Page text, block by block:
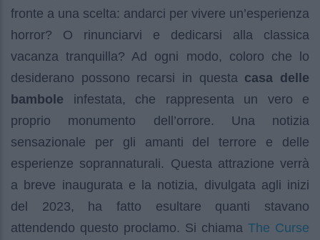
fronte a una scelta: andarci per vivere un’esperienza
horror? O rinunciarvi e dedicarsi alla classica
vacanza tranquilla? Ad ogni modo, coloro che lo
desiderano possono recarsi in questa casa delle
bambole infestata, che rappresenta un vero e
proprio monumento dell’orrore. Una notizia
sensazionale per gli amanti del terrore e delle
esperienze soprannaturali. Questa attrazione verrà
a breve inaugurata e la notizia, divulgata agli inizi
del 2023, ha fatto esultare quanti stavano
attendendo questo proclamo. Si chiama The Curse